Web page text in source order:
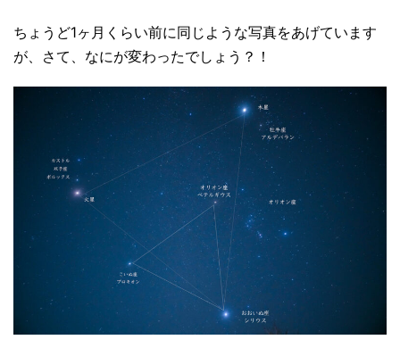
ちょうど1ヶ月くらい前に同じような写真をあげています
が、さて、なにが変わったでしょう？！